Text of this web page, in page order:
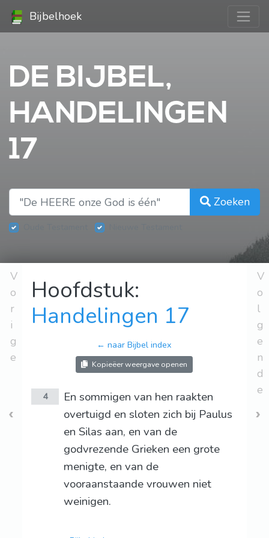
Bijbelhoek
DE BIJBEL,
HANDELINGEN
17
Zoeken
V
o
r
i
g
e
Hoofdstuk:
Handelingen 17
← naar Bijbel index
Kopieëer weergave openen
4
En sommigen van hen raakten
overtuigd en sloten zich bij Paulus
en Silas aan, en van de
godvrezende Grieken een grote
menigte, en van de
vooraanstaande vrouwen niet
weinigen.
V
o
l
g
e
n
d
e